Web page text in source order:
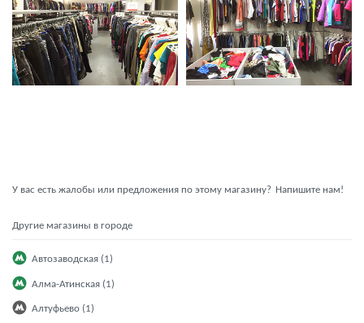
У вас есть жалобы или предложения по этому магазину? Напишите нам!
Другие магазины в городе
Автозаводская (1)
Алма-Атинская (1)
Алтуфьево (1)